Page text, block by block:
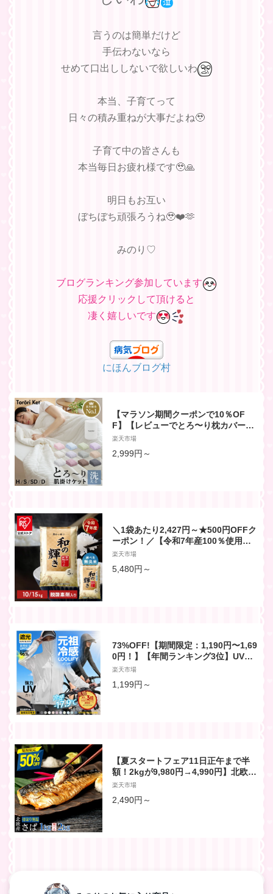
言うのは簡単だけど
手伝わないなら
せめて口出ししないで欲しいわ
本当、子育てって
日々の積み重ねが大事だよね🥹
子育て中の皆さんも
本当毎日お疲れ様です🥹🙏
明日もお互い
ぼちぼち頑張ろうね🥹❤️🫶
みのり♡
ブログランキング参加しています
応援クリックして頂けると
凄く嬉しいです
にほんブログ村
【マラソン期間クーポンで10％OF
F】【レビューでとろ〜り枕カバー】
楽天総合1位 とろ〜りケット 洗える
父の日 ギフト 正規 夏 ダウンケット
タオルケット ブランケット レーヨン
楽天市場
2,999円～
＼1袋あたり2,427円～★500円OFFク
ーポン！／【令和7年産100％使用】
白米 無洗米 和の輝き ブレンド米 10k
g (5kg×2袋) 15kg (5kg×3袋) 密封新
鮮パック 脱酸素剤入り 米 お米 国産 1
楽天市場
5,480円～
73%OFF!【期間限定：1,190円〜1,69
0円！】【年間ランキング3位】UVパ
ーカー UV UPF50+ UVカット ラッシ
ュガード レディース 自転車 長袖 薄手
日焼け止め スポーツ ジム ヨガ マスク
楽天市場
1,199円～
【夏スタートフェア11日正午まで半
額！2kgが9,980円→4,990円】北欧産
〈無塩〉訳あり 骨取り さば（選べる1
kg・2kg）｜骨なし 骨抜き 鯖 天然 ノ
ルウェー産 イギリス産 冷凍 ストック
楽天市場
2,490円～